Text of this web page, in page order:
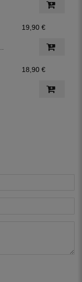
19,90 €
18,90 €